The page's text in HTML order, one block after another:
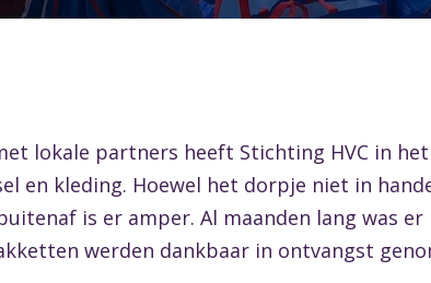
lokale partners heeft Stichting HVC in
en kleding. Hoewel het dorpje niet in
is er amper. Al maanden lang was
werden dankbaar in ontvangst